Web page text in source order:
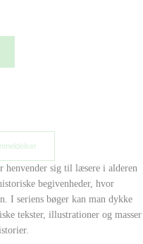
henvender sig til læsere i alderen
begivenheder, hvor
I seriens bøger kan man dykke
tekster, illustrationer og masser